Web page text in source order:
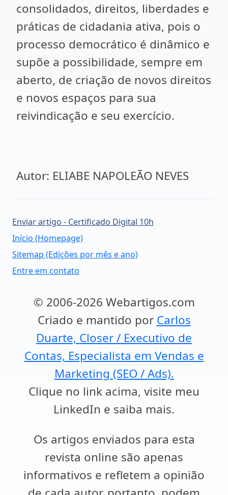
consolidados, direitos, liberdades e
práticas de cidadania ativa, pois o
processo democrático é dinâmico e
supõe a possibilidade, sempre em
aberto, de criação de novos direitos
e novos espaços para sua
reivindicação e seu exercício.
Autor: ELIABE NAPOLEÃO NEVES
Enviar artigo - Certificado Digital 10h
Início (Homepage)
Sitemap (Edições por mês e ano)
Entre em contato
© 2006-2026 Webartigos.com
Criado e mantido por Carlos
Duarte, Closer / Executivo de
Contas, Especialista em Vendas e
Marketing (SEO / Ads).
Clique no link acima, visite meu
LinkedIn e saiba mais.
Os artigos enviados para esta
revista online são apenas
informativos e refletem a opinião